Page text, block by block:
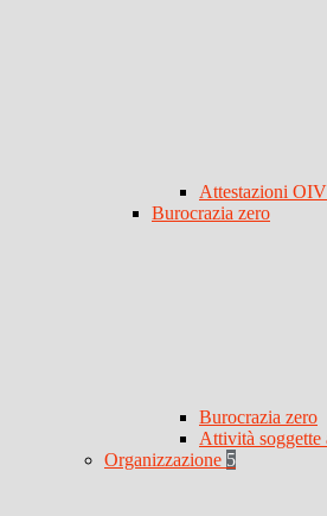
Attestazioni
Burocrazia zero
Burocrazia zero
Attività soggette
Organizzazione 5